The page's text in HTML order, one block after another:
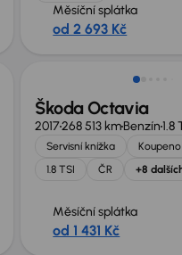
Měsíční splátka
od 2 693 Kč
Zlevněno o 30 000 Kč
Škoda Octavia
2017268 513 kmBenzín1.8
Servisní knížka
1.8 TSI
ČR +8
Měsíční splátka
od 1 431 Kč